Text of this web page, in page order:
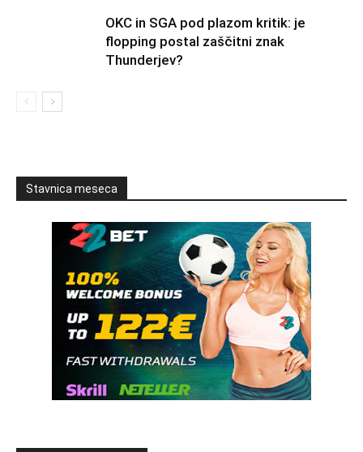
OKC in SGA pod plazom kritik: je
flopping postal zaščitni znak
Thunderjev?
Stavnica meseca